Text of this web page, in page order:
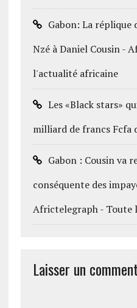
Gabon: La
Nzé à Daniel Cousin -
l'actualité africaine
Les «Black stars»
milliard de francs Fcfa
Gabon : Cousin va
conséquente des
Africtelegraph - Toute
Laisser un